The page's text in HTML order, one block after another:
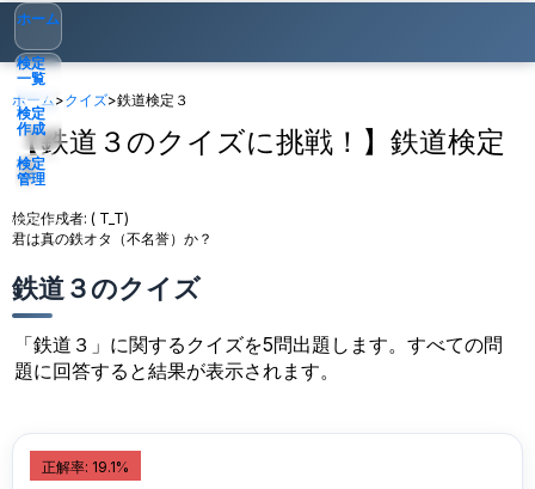
ホーム
検定
一覧
検定
作成
検定
管理
ゲスト▾
ホーム>クイズ>鉄道検定３
【鉄道３のクイズに挑戦！】鉄道検定
３
検定作成者: ( T_T)
君は真の鉄オタ（不名誉）か？
鉄道３のクイズ
「鉄道３」に関するクイズを5問出題します。すべての問
題に回答すると結果が表示されます。
正解率: 19.1%